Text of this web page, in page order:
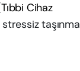
Tıbbi Cihaz
taşınma